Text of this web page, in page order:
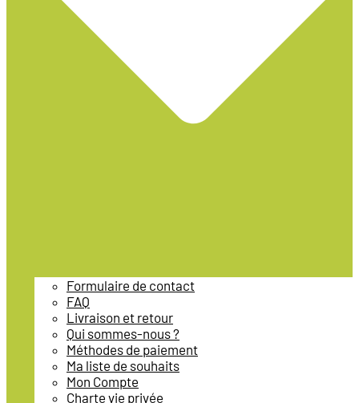
Formulaire de contact
FAQ
Livraison et retour
Qui sommes-nous ?
Méthodes de paiement
Ma liste de souhaits
Mon Compte
Charte vie privée